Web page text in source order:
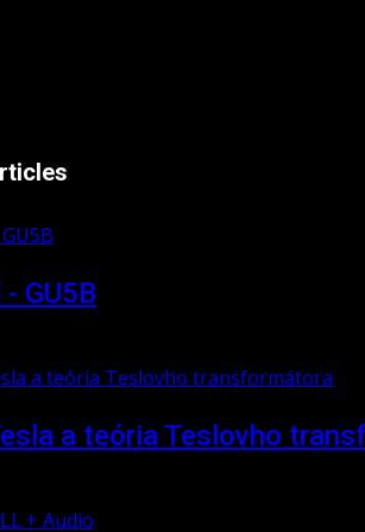
GU5B
a teória Teslovho